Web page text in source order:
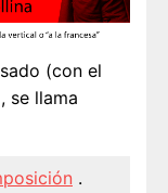
(con el
se llama
.